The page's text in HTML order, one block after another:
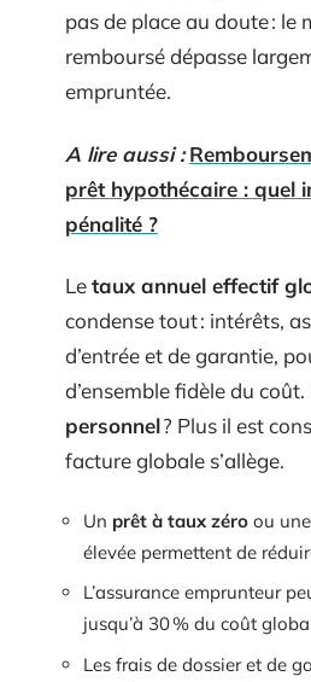
pas de place au doute : le
remboursé dépasse
empruntée.
A lire aussi :
prêt hypothécaire : quel
pénalité ?
Letaux annuel effectif
condense tout : intérêts,
d’entrée et de garantie,
d’ensemble fidèle du coût.
personnel? Plus il est
facture globale s’allège.
Un prêt à taux zéro ou
élevée permettent de
L’assurance emprunteur
jusqu’à 30 % du coût
Les frais de dossier et de